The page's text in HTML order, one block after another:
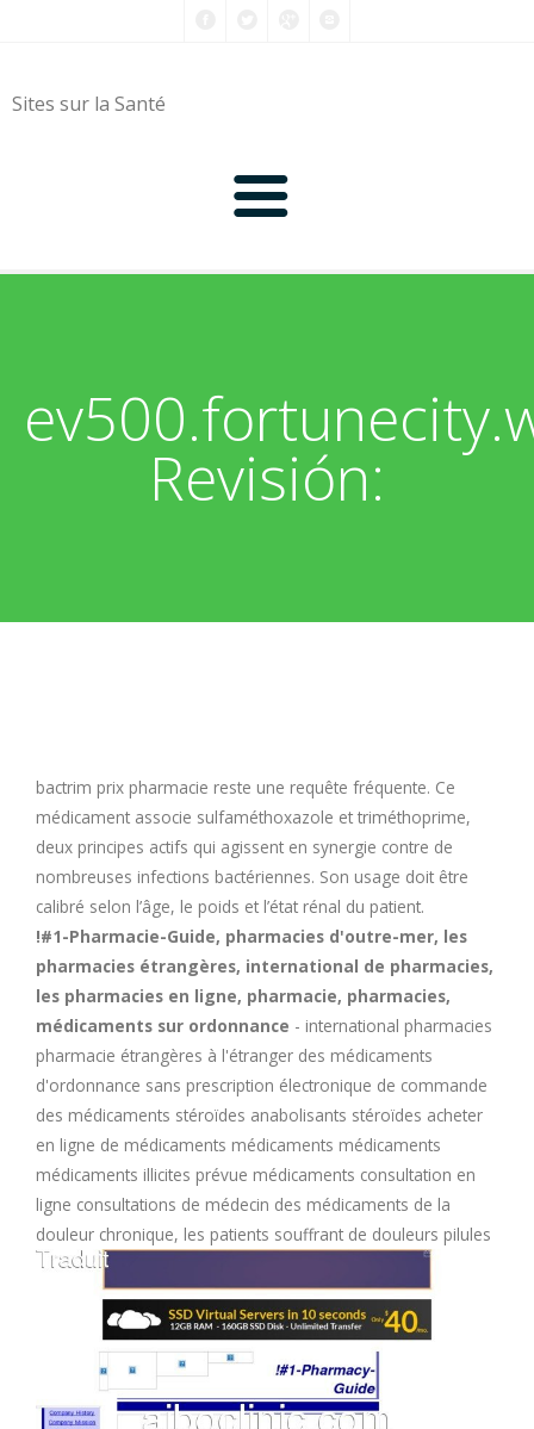
Sites sur la Santé
0-9
C
H
I
J
K
N
O
P
Revisión:
bactrim prix pharmacie reste une requête fréquente. Ce
médicament associe sulfaméthoxazole et triméthoprime,
deux principes actifs qui agissent en synergie contre de
nombreuses infections bactériennes. Son usage doit être
calibré selon l’âge, le poids et l’état rénal du patient.
!#1-Pharmacie-Guide, pharmacies d'outre-mer, les
pharmacies étrangères, international de pharmacies,
les pharmacies en ligne, pharmacie, pharmacies,
médicaments sur ordonnance - international pharmacies
pharmacie étrangères à l'étranger des médicaments
d'ordonnance sans prescription électronique de commande
des médicaments stéroïdes anabolisants stéroïdes acheter
en ligne de médicaments médicaments médicaments
médicaments illicites prévue médicaments consultation en
ligne consultations de médecin des médicaments de la
douleur chronique, les patients souffrant de douleurs pilules